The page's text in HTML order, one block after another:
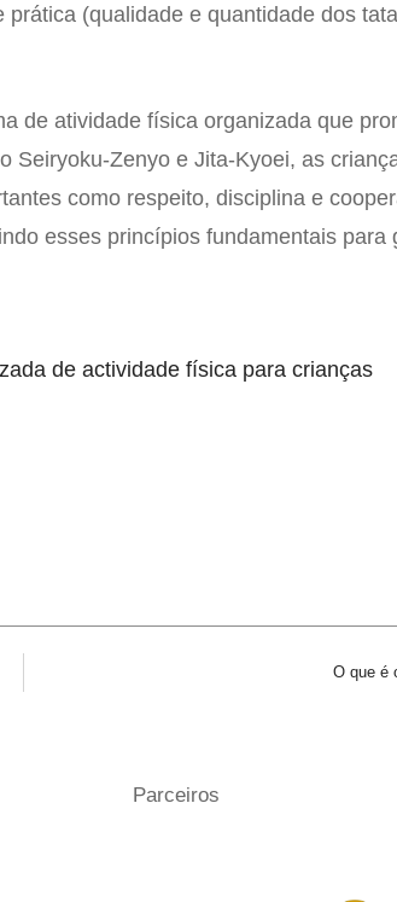
(qualidade e quantidade dos
de atividade física organizada que
Seiryoku-Zenyo e Jita-Kyoei, as
como respeito, disciplina e
esses princípios fundamentais para
de actividade física para crianças
O que é
Parceiros